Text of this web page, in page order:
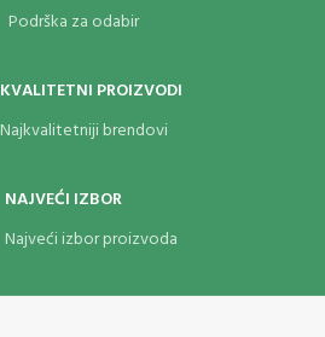
Podrška za odabir
KVALITETNI PROIZVODI
Najkvalitetniji brendovi
NAJVEĆI IZBOR
Najveći izbor proizvoda